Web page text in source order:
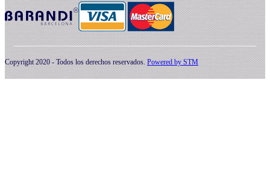
Copyright 2020 - Todos los derechos reservados. Powered by STM